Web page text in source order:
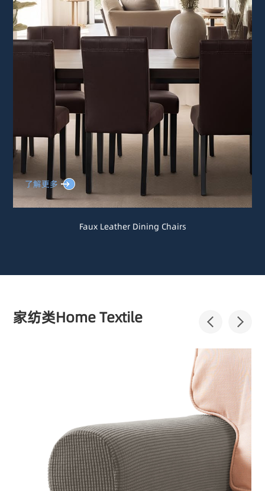
了解更多
Faux Leather Dining Chairs
家纺类Home Textile